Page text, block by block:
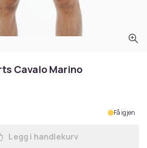
Cavalo Marino
Få igjen
Legg Bullpadel Shorts
Legg i handlekurv